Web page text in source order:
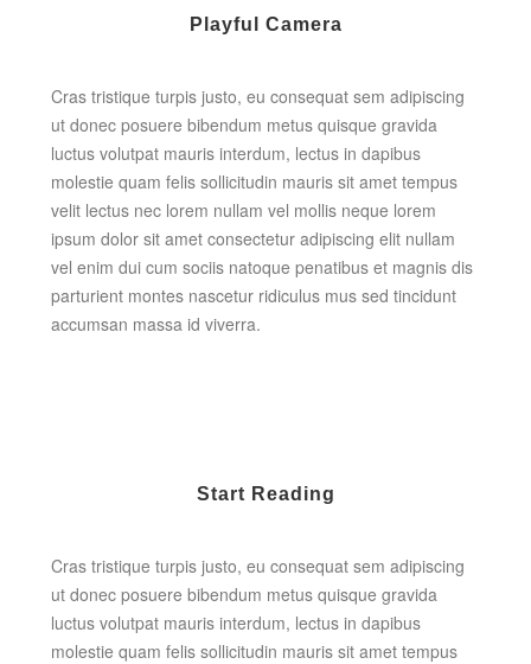
Playful Camera
Cras tristique turpis justo, eu consequat sem adipiscing
ut donec posuere bibendum metus quisque gravida
luctus volutpat mauris interdum, lectus in dapibus
molestie quam felis sollicitudin mauris sit amet tempus
velit lectus nec lorem nullam vel mollis neque lorem
ipsum dolor sit amet consectetur adipiscing elit nullam
vel enim dui cum sociis natoque penatibus et magnis dis
parturient montes nascetur ridiculus mus sed tincidunt
accumsan massa id viverra.
Start Reading
Cras tristique turpis justo, eu consequat sem adipiscing
ut donec posuere bibendum metus quisque gravida
luctus volutpat mauris interdum, lectus in dapibus
molestie quam felis sollicitudin mauris sit amet tempus